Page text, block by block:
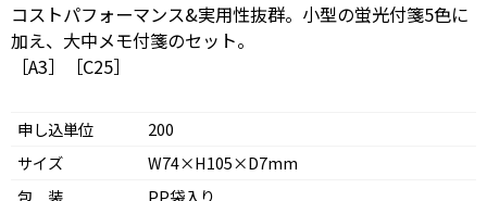
コストパフォーマンス&実用性抜群。小型の蛍光付箋5色に
加え、大中メモ付箋のセット。
［A3］［C25］
申し込単位
200
サイズ
W74×H105×D7mm